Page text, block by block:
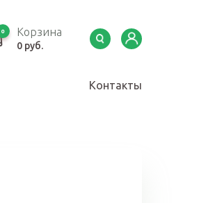
0 Корзина
0 руб.
Контакты